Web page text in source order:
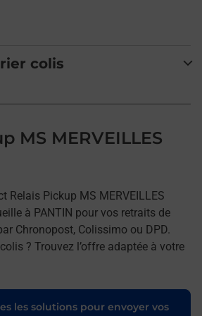
colis
MS MERVEILLES
Relais Pickup MS MERVEILLES
à PANTIN pour vos retraits de
Chronopost, Colissimo ou DPD.
? Trouvez l’offre adaptée à votre
les solutions pour envoyer vos